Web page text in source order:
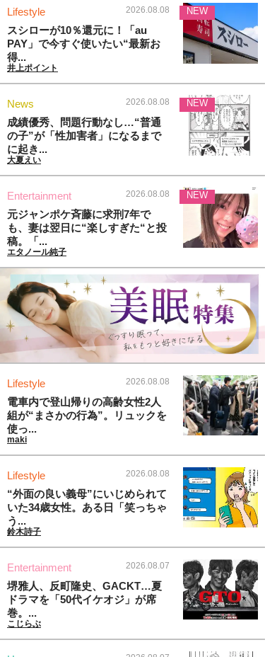
Lifestyle 2026.08.08
スシローが10％還元に！「au
PAY」で今すぐ使いたい“最新お
得...
井上ポイント
NEW
News 2026.08.08
成績優秀、問題行動なし…“普通
の子”が「性加害者」になるまで
に起き...
大夏えい
NEW
Entertainment 2026.08.08
元ジャンポケ斉藤に求刑7年で
も、妻は翌日に“楽しすぎた“と投
稿。「...
エタノール純子
NEW
Lifestyle 2026.08.08
電車内で登山帰りの高齢女性2人
組が“まさかの行為”。リュックを
使っ...
maki
Lifestyle 2026.08.08
“外面の良い義母”にいじめられて
いた34歳女性。ある日「笑っちゃ
う...
鈴木詩子
Entertainment 2026.08.07
堺雅人、反町隆史、GACKT…夏
ドラマを「50代イケオジ」が席
巻。...
こじらぶ